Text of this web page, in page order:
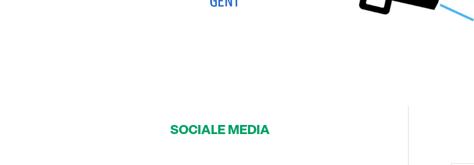
SOCIALE MEDIA